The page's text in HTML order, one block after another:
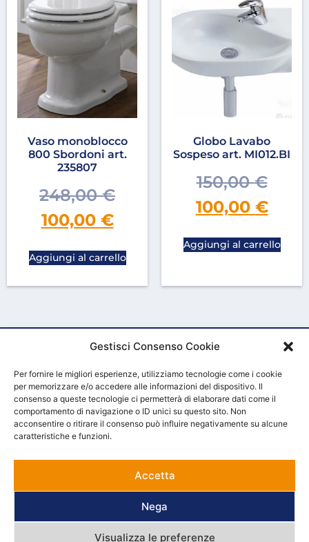
Gestisci Consenso Cookie
Per fornire le migliori esperienze, utilizziamo tecnologie come i cookie
per memorizzare e/o accedere alle informazioni del dispositivo. Il
consenso a queste tecnologie ci permetterà di elaborare dati come il
comportamento di navigazione o ID unici su questo sito. Non
acconsentire o ritirare il consenso può influire negativamente su alcune
caratteristiche e funzioni.
Accetta
Nega
Visualizza le preferenze
Vaso monoblocco
800 Sbordoni art.
235807
248,00€
100,00 €
Aggiungi al carrello
Globo Lavabo
Sospeso art. MI012.BI
150,00€
100,00 €
Aggiungi al carrello
HOME CHI SIAMO CONTATTACI CONDIZIONI GENERALI DI VENDITA
Loc. Pastino 67, Diecimo (LU) – Via della Canovetta 341, Lucca